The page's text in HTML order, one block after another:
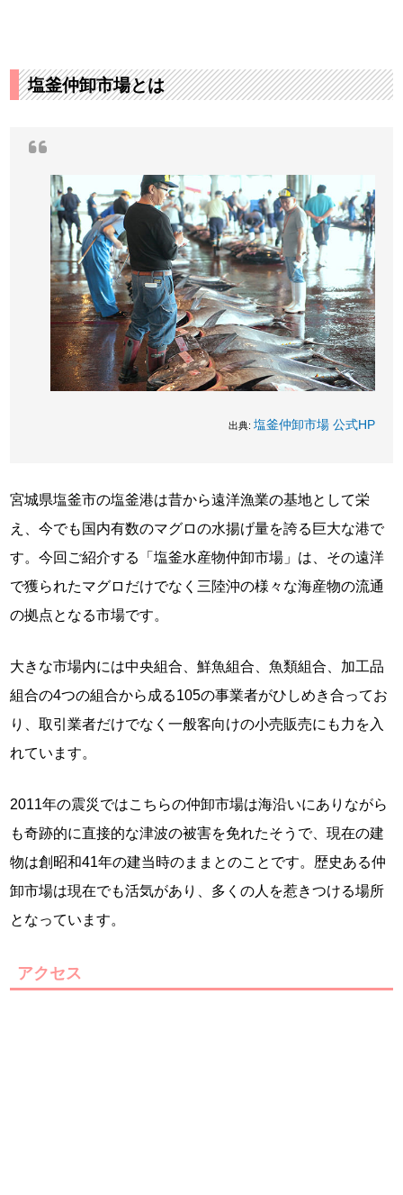
塩釜仲卸市場とは
出典: 塩釜仲卸市場 公式HP
宮城県塩釜市の塩釜港は昔から遠洋漁業の基地として栄
え、今でも国内有数のマグロの水揚げ量を誇る巨大な港で
す。今回ご紹介する「塩釜水産物仲卸市場」は、その遠洋
で獲られたマグロだけでなく三陸沖の様々な海産物の流通
の拠点となる市場です。
大きな市場内には中央組合、鮮魚組合、魚類組合、加工品
組合の4つの組合から成る105の事業者がひしめき合ってお
り、取引業者だけでなく一般客向けの小売販売にも力を入
れています。
2011年の震災ではこちらの仲卸市場は海沿いにありながら
も奇跡的に直接的な津波の被害を免れたそうで、現在の建
物は創昭和41年の建当時のままとのことです。歴史ある仲
卸市場は現在でも活気があり、多くの人を惹きつける場所
となっています。
アクセス